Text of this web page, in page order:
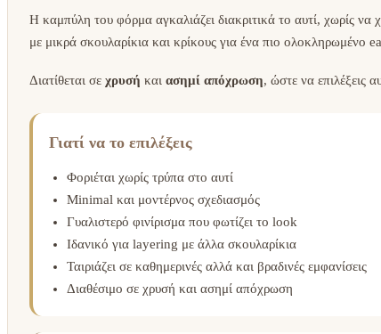
Η καμπύλη του φόρμα αγκαλιάζει διακριτικά το αυτί, χωρίς
με μικρά σκουλαρίκια και κρίκους για ένα πιο ολοκληρωμένο
Διατίθεται σε χρυσή και ασημί απόχρωση, ώστε να επιλέξεις
Γιατί να το επιλέξεις
Φοριέται χωρίς τρύπα στο αυτί
Minimal και μοντέρνος σχεδιασμός
Γυαλιστερό φινίρισμα που φωτίζει το look
Ιδανικό για layering με άλλα σκουλαρίκια
Ταιριάζει σε καθημερινές αλλά και βραδινές εμφανίσεις
Διαθέσιμο σε χρυσή και ασημί απόχρωση